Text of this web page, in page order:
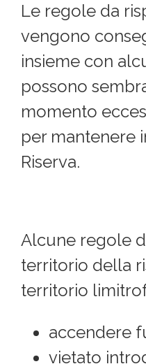
Le regole da
vengono
insieme con
possono
momento
per mantenere
Riserva.
Alcune regole
territorio della
territorio
accendere
vietato